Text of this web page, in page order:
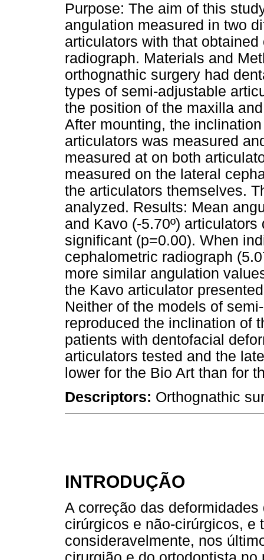
Purpose: The aim of this
angulation measured in two
articulators with that
radiograph. Materials and
orthognathic surgery had
types of semi-adjustable
the position of the maxilla
After mounting, the
articulators was measured
measured at on both
measured on the lateral
the articulators themselves.
analyzed. Results: Mean
and Kavo (-5.70º)
significant (p=0.00). When
cephalometric radiograph
more similar angulation
the Kavo articulator
Neither of the models of
reproduced the inclination of
patients with dentofacial
articulators tested and the
lower for the Bio Art than for
Descriptors: Orthognathic
INTRODUÇÃO
A correção das
cirúrgicos e não-cirúrgicos, e
consideravelmente, nos